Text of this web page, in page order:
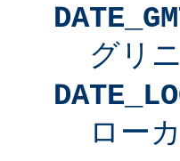
グリ
ロー